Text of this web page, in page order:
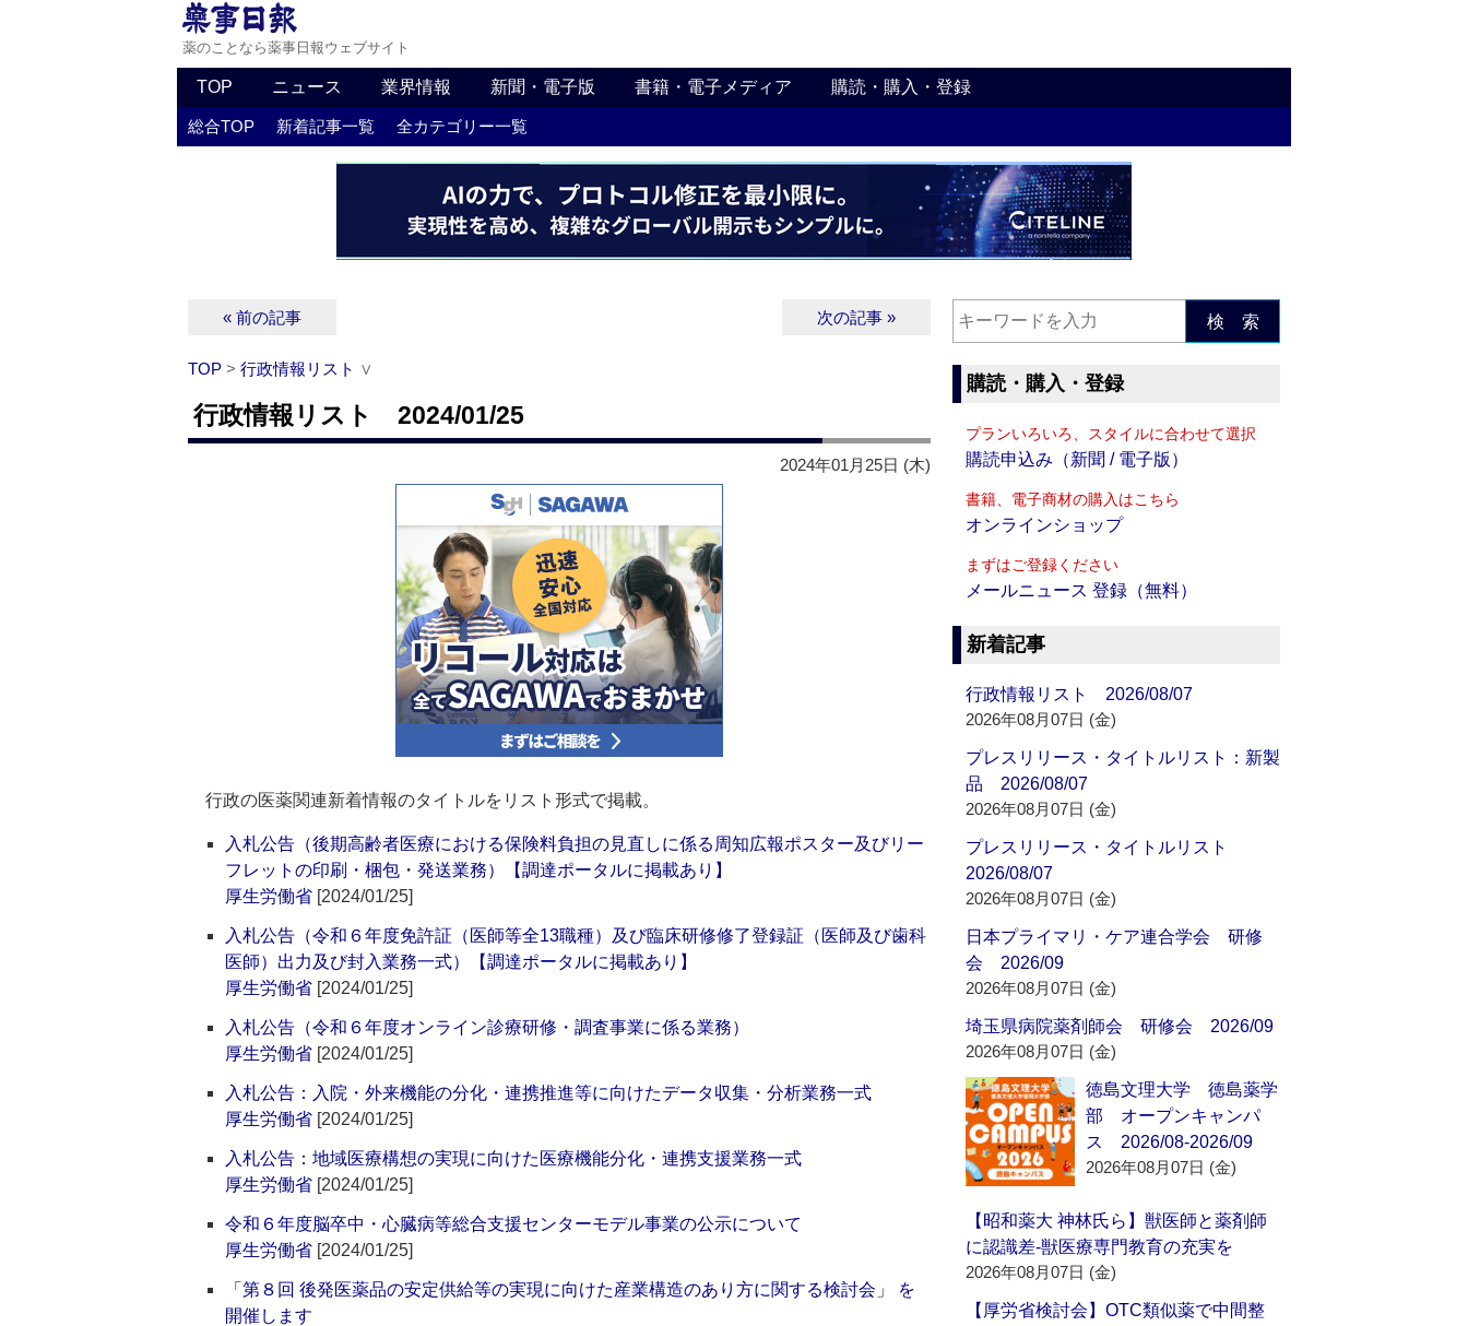
薬のことなら薬事日報ウェブサイト
TOP ニュース 業界情報 新聞・電子版 書籍・電子メディア 購読・購入・登録
総合TOP 新着記事一覧 全カテゴリー一覧
« 前の記事 次の記事 »
TOP > 行政情報リスト ∨
行政情報リスト 2024/01/25
2024年01月25日 (木)
行政の医薬関連新着情報のタイトルをリスト形式で掲載。
入札公告（後期高齢者医療における保険料負担の見直しに係る周知広報ポスター及びリー
フレットの印刷・梱包・発送業務）【調達ポータルに掲載あり】
厚生労働省 [2024/01/25]
入札公告（令和６年度免許証（医師等全13職種）及び臨床研修修了登録証（医師及び歯科
医師）出力及び封入業務一式）【調達ポータルに掲載あり】
厚生労働省 [2024/01/25]
入札公告（令和６年度オンライン診療研修・調査事業に係る業務）
厚生労働省 [2024/01/25]
入札公告：入院・外来機能の分化・連携推進等に向けたデータ収集・分析業務一式
厚生労働省 [2024/01/25]
入札公告：地域医療構想の実現に向けた医療機能分化・連携支援業務一式
厚生労働省 [2024/01/25]
令和６年度脳卒中・心臓病等総合支援センターモデル事業の公示について
厚生労働省 [2024/01/25]
「第８回 後発医薬品の安定供給等の実現に向けた産業構造のあり方に関する検討会」 を
開催します
検 索
購読・購入・登録
プランいろいろ、スタイルに合わせて選択
購読申込み（新聞 / 電子版）
書籍、電子商材の購入はこちら
オンラインショップ
まずはご登録ください
メールニュース 登録（無料）
新着記事
行政情報リスト 2026/08/07
2026年08月07日 (金)
プレスリリース・タイトルリスト：新製
品 2026/08/07
2026年08月07日 (金)
プレスリリース・タイトルリスト
2026/08/07
2026年08月07日 (金)
日本プライマリ・ケア連合学会 研修
会 2026/09
2026年08月07日 (金)
埼玉県病院薬剤師会 研修会 2026/09
2026年08月07日 (金)
徳島文理大学 徳島薬学
部 オープンキャンパ
ス 2026/08-2026/09
2026年08月07日 (金)
【昭和薬大 神林氏ら】獣医師と薬剤師
に認識差‐獣医療専門教育の充実を
2026年08月07日 (金)
【厚労省検討会】OTC類似薬で中間整